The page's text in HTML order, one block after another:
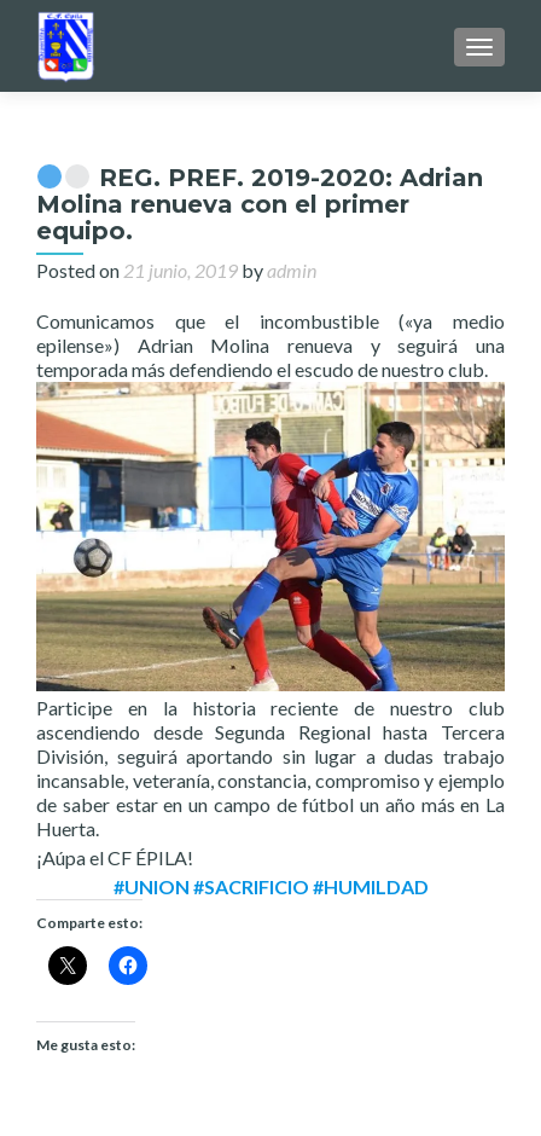
REG. PREF. 2019-2020: Adrian
Molina renueva con el primer
equipo.
Posted on 21 junio, 2019 byadmin
Comunicamos que el incombustible («ya medio
epilense») Adrian Molina renueva y seguirá una
temporada más defendiendo el escudo de nuestro club.
Participe en la historia reciente de nuestro club
ascendiendo desde Segunda Regional hasta Tercera
División, seguirá aportando sin lugar a dudas trabajo
incansable, veteranía, constancia, compromiso y ejemplo
de saber estar en un campo de fútbol un año más en La
Huerta.
¡Aúpa el CF ÉPILA!
#UNION #SACRIFICIO #HUMILDAD
Comparte esto:
Me gusta esto: